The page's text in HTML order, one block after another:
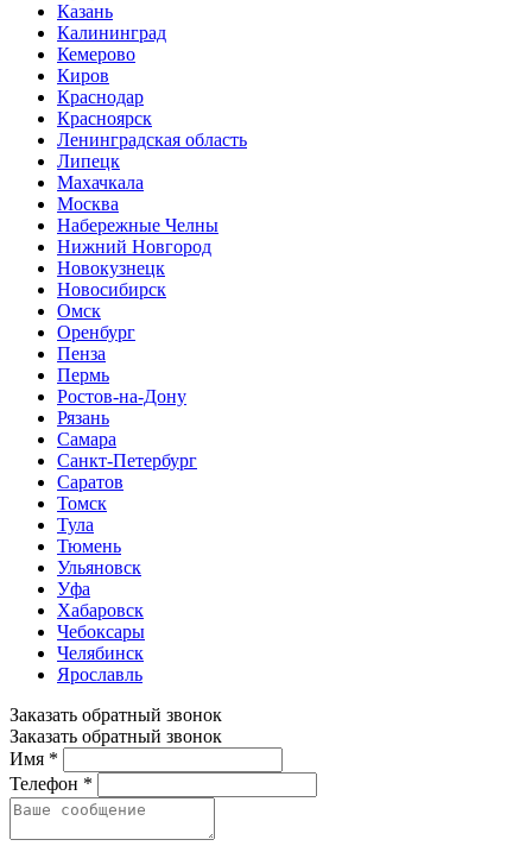
Казань
Калининград
Кемерово
Киров
Краснодар
Красноярск
Ленинградская область
Липецк
Махачкала
Москва
Набережные Челны
Нижний Новгород
Новокузнецк
Новосибирск
Омск
Оренбург
Пенза
Пермь
Ростов-на-Дону
Рязань
Самара
Санкт-Петербург
Саратов
Томск
Тула
Тюмень
Ульяновск
Уфа
Хабаровск
Чебоксары
Челябинск
Ярославль
Заказать обратный звонок
Заказать обратный звонок
Имя *
Телефон *